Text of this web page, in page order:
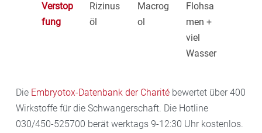
Verstop
fung
Rizinus
öl
Macrog
ol
Flohsa
men +
viel
Wasser
Die Embryotox-Datenbank der Charité bewertet über 400
Wirkstoffe für die Schwangerschaft. Die Hotline
030/450-525700 berät werktags 9-12:30 Uhr kostenlos.